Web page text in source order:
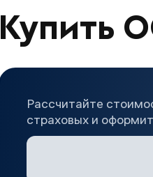
Купить
Рассчитайте
страховых и